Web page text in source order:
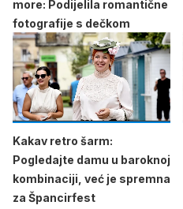
more: Podijelila romantične
fotografije s dečkom
Kakav retro šarm:
Pogledajte damu u baroknoj
kombinaciji, već je spremna
za Špancirfest